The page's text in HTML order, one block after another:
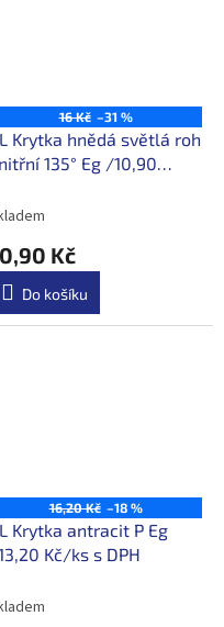
16 Kč –31 %
Krytka hnědá světlá roh
135° Eg /10,90
Kč
Do košíku
16,20 Kč –18 %
Krytka antracit P Eg
Kč/ks s DPH